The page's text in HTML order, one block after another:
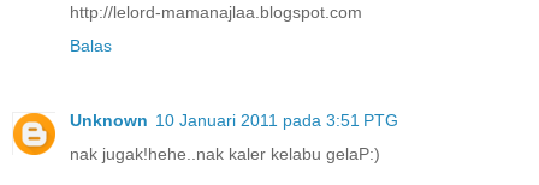
http://lelord-mamanajlaa.blogspot.com
Balas
Unknown 10 Januari 2011 pada 3:51 PTG
nak jugak!hehe..nak kaler kelabu gelaP:)